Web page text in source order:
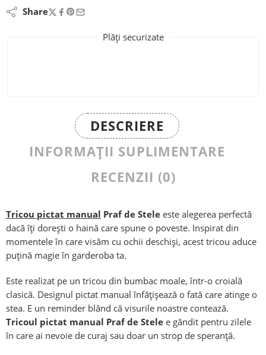
Share
Plăți securizate
DESCRIERE
INFORMAȚII SUPLIMENTARE
RECENZII (0)
Tricou pictat manual Praf de Stele este alegerea perfectă
dacă îți dorești o haină care spune o poveste. Inspirat din
momentele în care visăm cu ochii deschiși, acest tricou aduce
puțină magie în garderoba ta.
Este realizat pe un tricou din bumbac moale, într-o croială
clasică. Designul pictat manual înfățișează o fată care atinge o
stea. E un reminder blând că visurile noastre contează.
Tricoul pictat manual Praf de Stele e gândit pentru zilele
în care ai nevoie de curaj sau doar un strop de speranță.